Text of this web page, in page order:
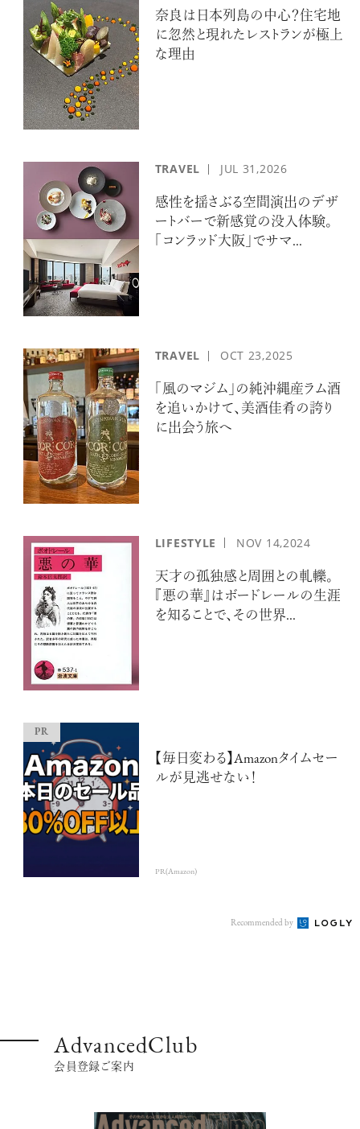
奈良は日本列島の中心？住宅地
に忽然と現れたレストランが極上
な理由
TRAVEL JUL 31,2026
感性を揺さぶる空間演出のデザ
ートバーで新感覚の没入体験。
「コンラッド大阪」でサマ...
TRAVEL OCT 23,2025
「風のマジム」の純沖縄産ラム酒
を追いかけて、美酒佳肴の誇り
に出会う旅へ
LIFESTYLE NOV 14,2024
天才の孤独感と周囲との軋轢。
『悪の華』はボードレールの生涯
を知ることで、その世界...
【毎日変わる】Amazonタイムセー
ルが見逃せない！
PR(Amazon)
Recommended by
AdvancedClub
会員登録ご案内